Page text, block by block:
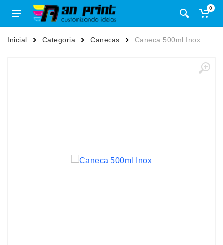
0
Inicial Categoria Canecas Caneca 500ml Inox